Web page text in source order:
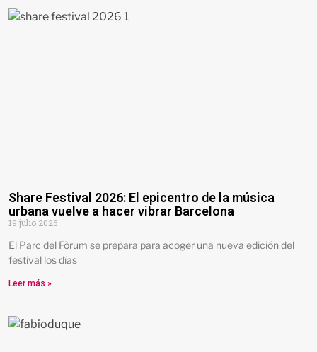
Share Festival 2026: El epicentro de la música
urbana vuelve a hacer vibrar Barcelona
19 julio 2026
El Parc del Fòrum se prepara para acoger una nueva edición del
festival los días
Leer más »